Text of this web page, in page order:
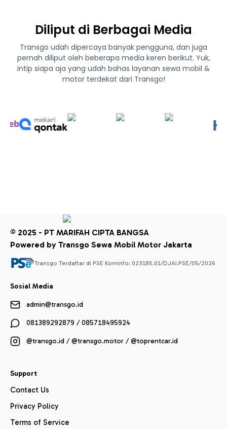
Diliput di Berbagai Media
Transgo udah dipercaya banyak pengguna, dan juga
pernah diliput oleh beberapa media keren berikut. Yuk,
intip siapa aja yang udah bahas layanan sewa mobil &
motor terdekat dari Transgo!
© 2025 - PT MARIFAH CIPTA BANGSA
Powered by Transgo Sewa Mobil Motor Jakarta
Transgo Terdaftar di PSE Kominfo: 023185.01/DJAI.PSE/05/2026
Sosial Media
admin@transgo.id
081389292879 / 085718495924
@transgo.id / @transgo.motor / @toprentcar.id
Support
Contact Us
Privacy Policy
Terms of Service